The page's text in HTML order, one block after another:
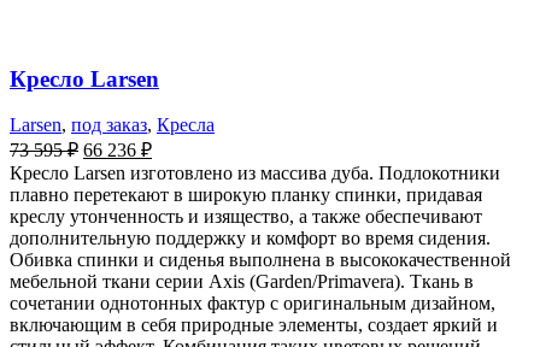
Кресло Larsen
Larsen, под заказ, Кресла
73 595₽ 66 236 ₽
Кресло Larsen изготовлено из массива дуба. Подлокотники
плавно перетекают в широкую планку спинки, придавая
креслу утонченность и изящество, а также обеспечивают
дополнительную поддержку и комфорт во время сидения.
Обивка спинки и сиденья выполнена в высококачественной
мебельной ткани серии Axis (Garden/Primavera). Ткань в
сочетании однотонных фактур с оригинальным дизайном,
включающим в себя природные элементы, создает яркий и